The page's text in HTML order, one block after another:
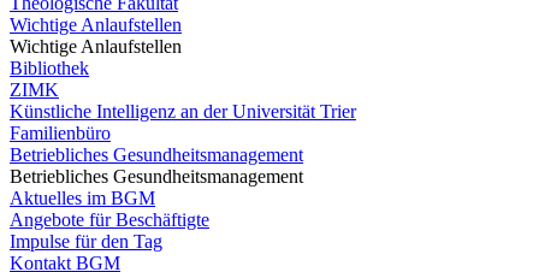
Wichtige Anlaufstellen
Wichtige Anlaufstellen
Bibliothek
ZIMK
Künstliche Intelligenz an der Universität Trier
Familienbüro
Betriebliches Gesundheitsmanagement
Betriebliches Gesundheitsmanagement
Aktuelles im BGM
Angebote für Beschäftigte
Impulse für den Tag
Kontakt BGM